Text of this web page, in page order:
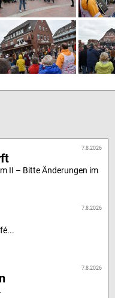
7.8.2026
II – Bitte Änderungen im
7.8.2026
7.8.2026